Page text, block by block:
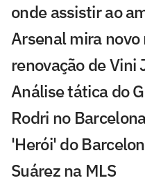
onde assistir ao
Arsenal mira novo
renovação de Vini
Análise tática do
Rodri no
'Herói' do
Suárez na MLS